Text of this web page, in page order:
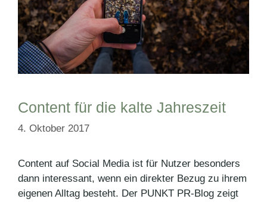
Content für die kalte Jahreszeit
4. Oktober 2017
Content auf Social Media ist für Nutzer besonders
dann interessant, wenn ein direkter Bezug zu ihrem
eigenen Alltag besteht. Der PUNKT PR-Blog zeigt